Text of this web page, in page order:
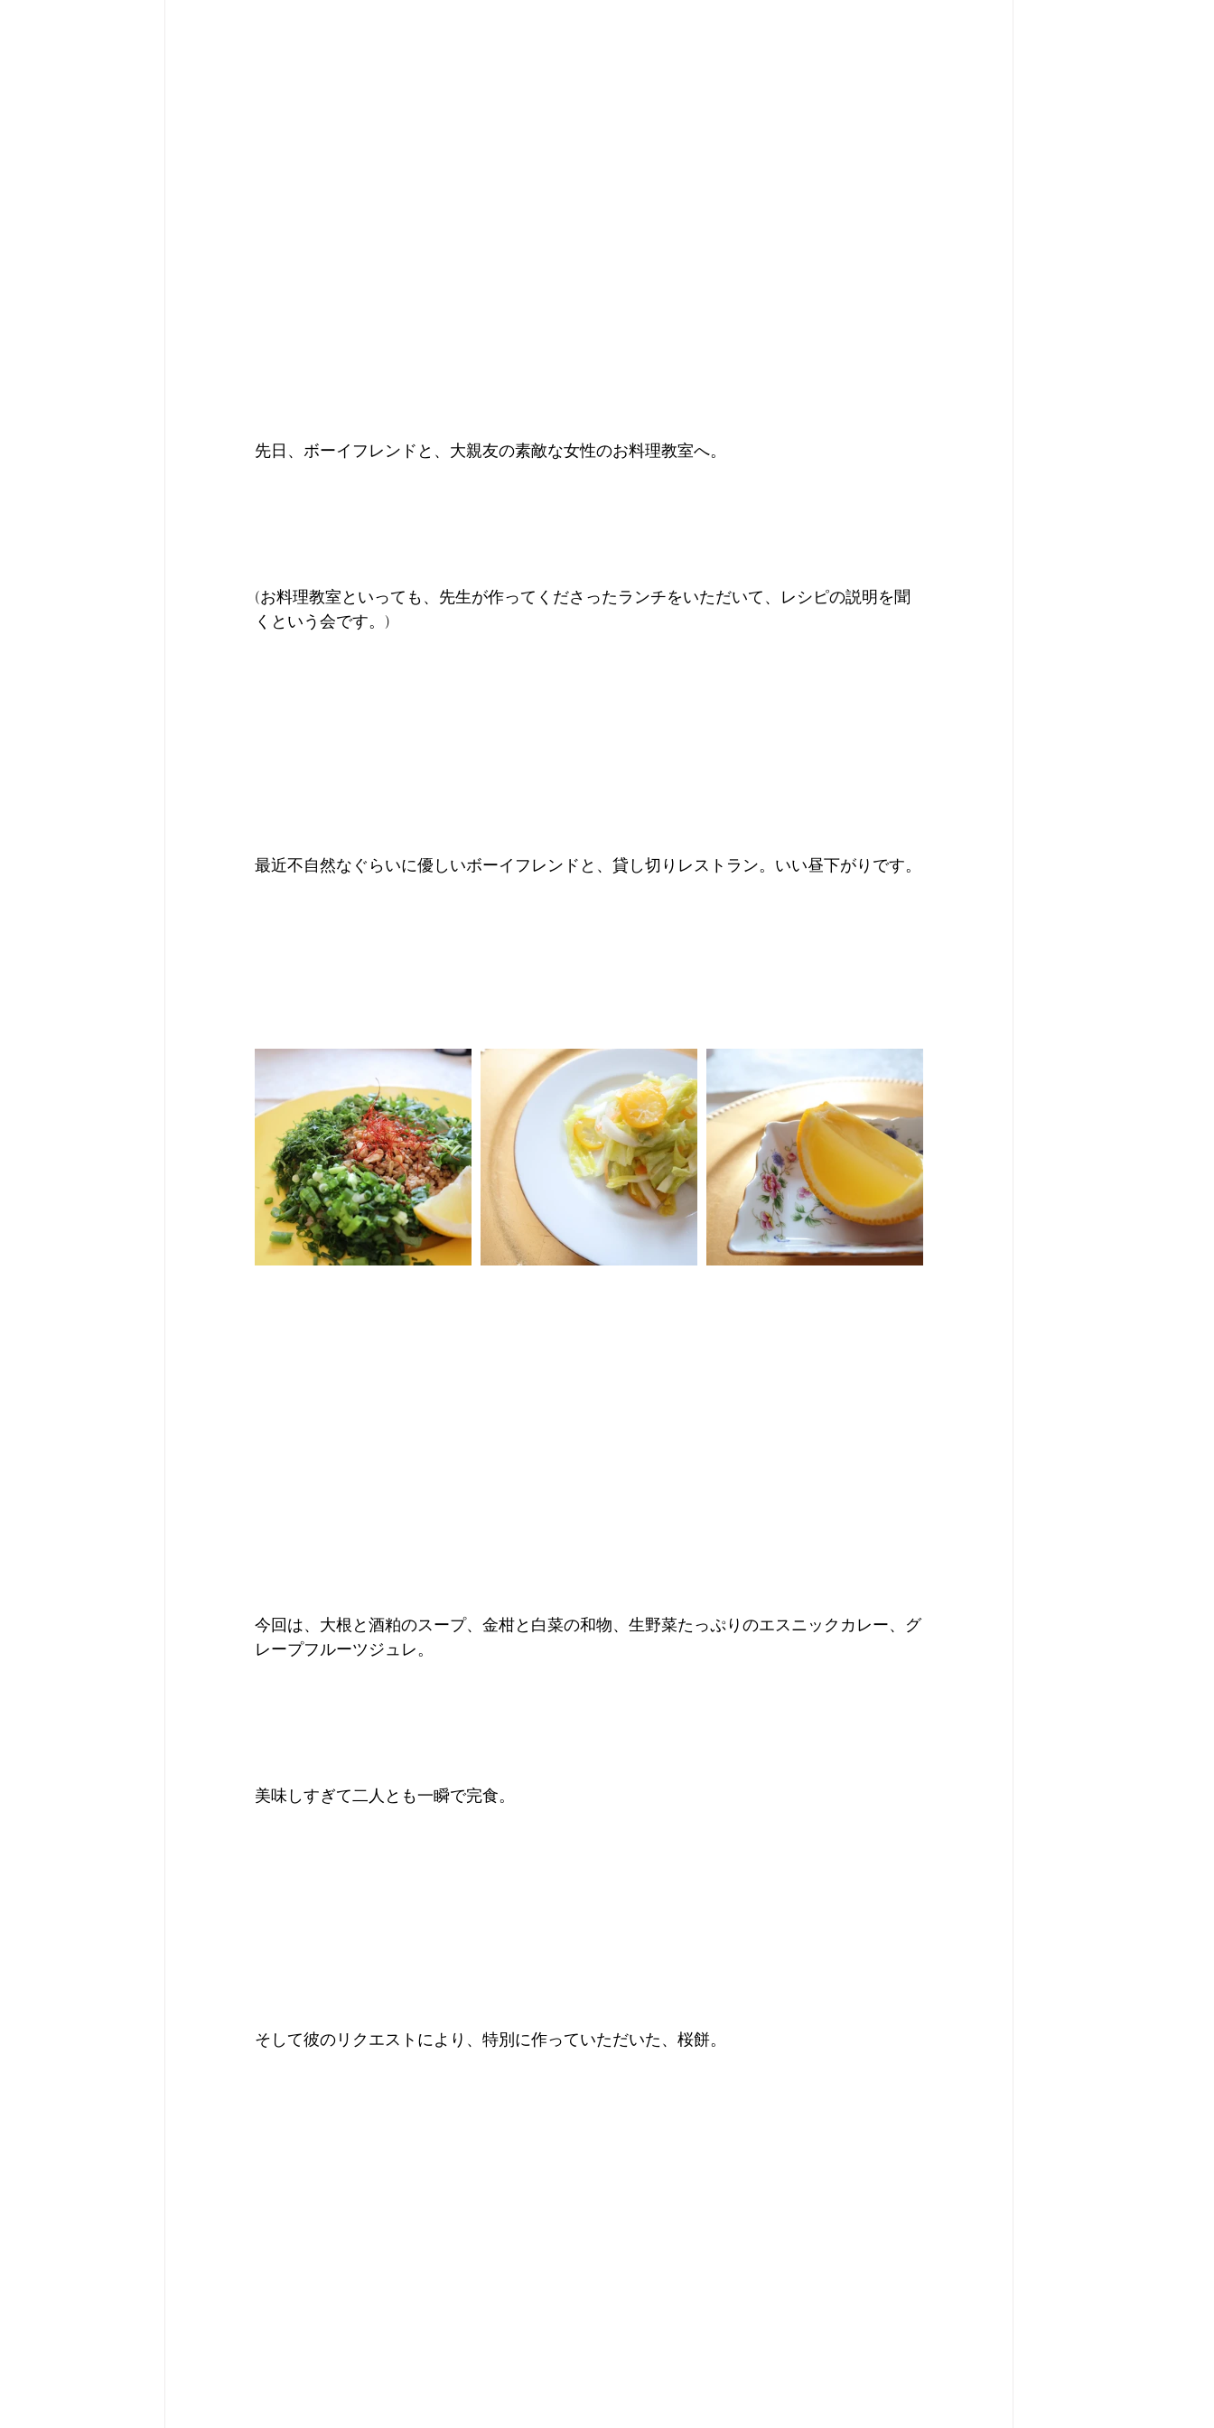
先日、ボーイフレンドと、大親友の素敵な女性のお料理教室へ。
(お料理教室といっても、先生が作ってくださったランチをいただいて、レシピの説明を聞
くという会です。)
最近不自然なぐらいに優しいボーイフレンドと、貸し切りレストラン。いい昼下がりです。
今回は、大根と酒粕のスープ、金柑と白菜の和物、生野菜たっぷりのエスニックカレー、グ
レープフルーツジュレ。
美味しすぎて二人とも一瞬で完食。
そして彼のリクエストにより、特別に作っていただいた、桜餅。